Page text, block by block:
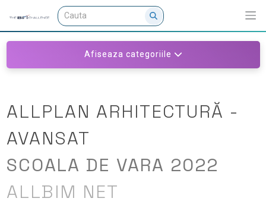
Afiseaza categoriile
ALLPLAN ARHITECTURĂ -
AVANSAT
SCOALA DE VARA 2022
ALLBIM NET